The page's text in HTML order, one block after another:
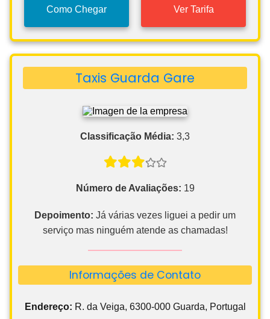
Como Chegar Ver Tarifa
Taxis Guarda Gare
Classificação Média: 3,3
Número de Avaliações: 19
Depoimento: Já várias vezes liguei a pedir um
serviço mas ninguém atende as chamadas!
Informações de Contato
Endereço: R. da Veiga, 6300-000 Guarda, Portugal